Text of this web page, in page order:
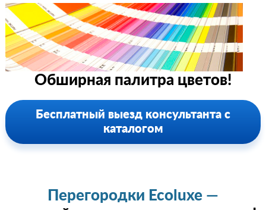
Обширная палитра цветов!
Бесплатный выезд консультанта с
каталогом
Перегородки Ecoluxe —